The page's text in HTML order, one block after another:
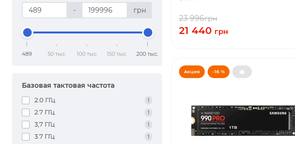
- грн
489 50 тыс. 100 тыс. 150 тыс. 200 тыс.
Базовая тактовая частота
2.0 ГГц 1
2.7 ГГц 1
3,7 ГГц 1
3.7 ГГц 1
23 996грн
21 440 грн
Акция -16 % 🔥